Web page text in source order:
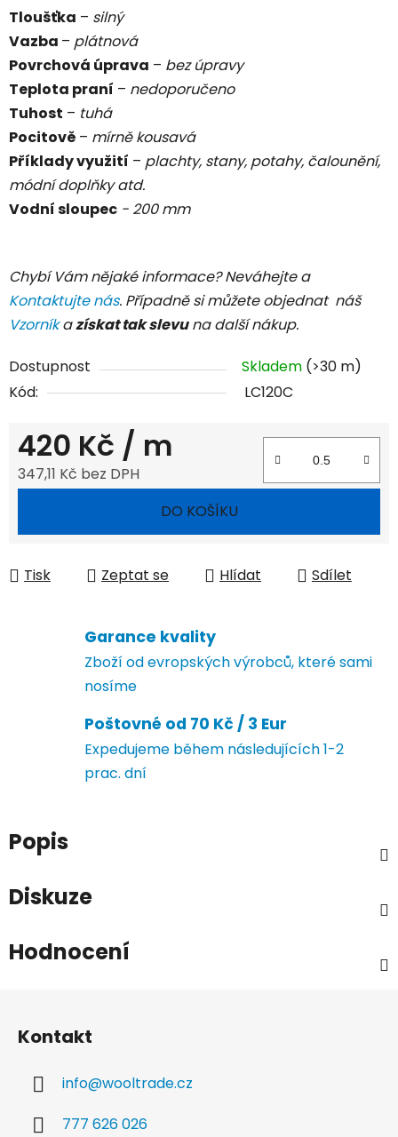
Tloušťka – silný
Vazba – plátnová
Povrchová úprava – bez úpravy
Teplota praní – nedoporučeno
Tuhost – tuhá
Pocitově – mírně kousavá
Příklady využití – plachty, stany, potahy, čalounění,
módní doplňky atd.
Vodní sloupec - 200 mm
Chybí Vám nějaké informace? Neváhejte a
Kontaktujte nás. Případně si můžete objednat náš
Vzorníkazískat tak slevuna další nákup.
Dostupnost Skladem (>30 m)
Kód:
LC120C
420 Kč / m
347,11 Kč bez DPH
DO KOŠÍKU
Tisk Zeptat se Hlídat Sdílet
Garance kvality
Zboží od evropských výrobců, které sami
nosíme
Poštovné od 70 Kč / 3 Eur
Expedujeme během následujících 1-2
prac. dní
Popis
Diskuze
Hodnocení
Kontakt
info@wooltrade.cz
777 626 026